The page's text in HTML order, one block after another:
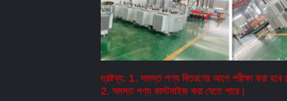
দ্রষ্টব্য: 1. সমস্ত পণ্য বিতরণের আগে পরীক্ষা করা হবে।
2. সমস্ত পণ্য কাস্টমাইজ করা যেতে পারে।